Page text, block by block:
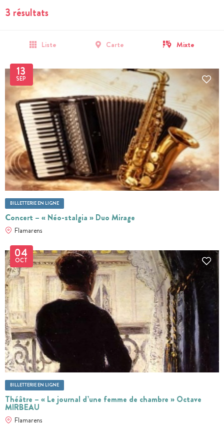
3 résultats
Liste Carte Mixte
13
SEP
BILLETTERIE EN LIGNE
Concert – « Néo-stalgia » Duo Mirage
Flamarens
04
OCT
BILLETTERIE EN LIGNE
Théâtre – « Le journal d’une femme de chambre » Octave
MIRBEAU
Flamarens